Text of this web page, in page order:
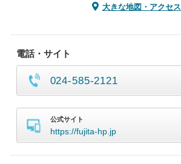
大きな地図・アクセス
電話・サイト
024-585-2121
公式サイト
https://fujita-hp.jp